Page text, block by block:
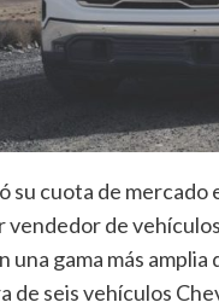
cuota de
vendedor de
gama más
de seis vehículos